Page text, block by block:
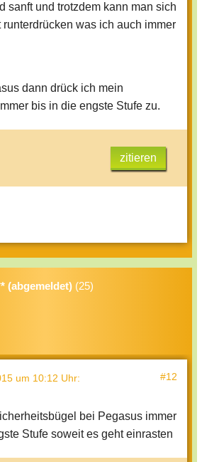
sanft und trotzdem kann man sich
was ich auch immer
dann drück ich mein
bis in die engste Stufe zu.
zitieren
(abgemeldet) (25)
um 10:12 Uhr: #12
bei Pegasus immer
Stufe soweit es geht einrasten